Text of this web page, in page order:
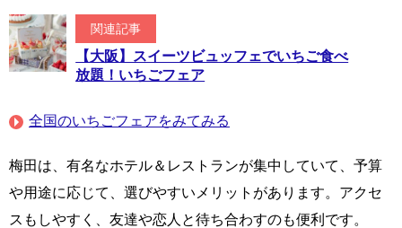
関連記事
【大阪】スイーツビュッフェでいちご食べ
放題！いちごフェア
全国のいちごフェアをみてみる
梅田は、有名なホテル＆レストランが集中していて、予算
や用途に応じて、選びやすいメリットがあります。アクセ
スもしやすく、友達や恋人と待ち合わすのも便利です。